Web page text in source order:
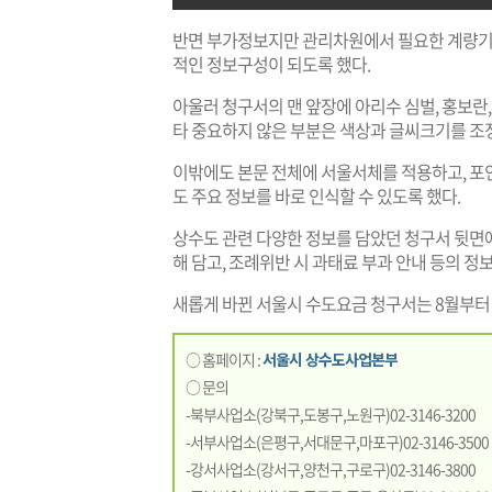
반면 부가정보지만 관리차원에서 필요한 계량
적인 정보구성이 되도록 했다.
아울러 청구서의 맨 앞장에 아리수 심벌, 홍보
타 중요하지 않은 부분은 색상과 글씨크기를
이밖에도 본문 전체에 서울서체를 적용하고,
도 주요 정보를 바로 인식할 수 있도록 했다.
상수도 관련 다양한 정보를 담았던 청구서 뒷
해 담고, 조례위반 시 과태료 부과 안내 등의 정
새롭게 바뀐 서울시 수도요금 청구서는 8월부
○ 홈페이지 :서울시 상수도사업본부
○ 문의
-북부사업소(강북구,도봉구,노원구)02-3146-3200
-서부사업소(은평구,서대문구,마포구)02-3146-3500
-강서사업소(강서구,양천구,구로구)02-3146-3800